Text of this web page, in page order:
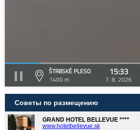
ŠTRBSKÉ PLESO
1400 m
15:33
7. 8. 2026
Советы по размещению
GRAND HOTEL BELLEVUE ****
www.hotelbellevue.sk